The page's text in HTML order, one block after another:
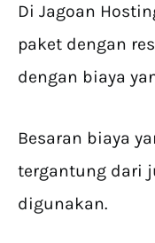
Di Jagoan
paket dengan
dengan biaya
Besaran biaya
tergantung dari
digunakan.